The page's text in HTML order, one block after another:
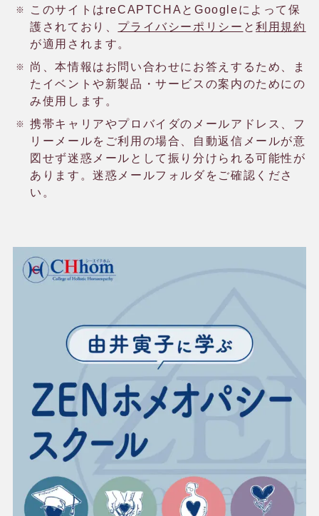
レメディー辞典
関連リンク
このサイトはreCAPTCHAとGoogleによって保
護されており、 プライバシーポリシー と利用規約
が適用されます。
尚、本情報はお問い合わせにお答えするため、ま
たイベントや新製品・サービスの案内のためにの
み使用します。
携帯キャリアやプロバイダのメールアドレス、フ
リーメールをご利用の場合、自動返信メールが意
図せず迷惑メールとして振り分けられる可能性が
あります。迷惑メールフォルダをご確認くださ
い。